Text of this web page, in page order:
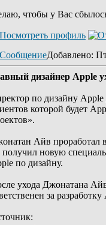
чтобы у Вас
Добавлено:
дизайнер Apple
по дизайну
которой будет
Айв проработал
получил новую
по дизайну.
ухода Джонатана
за